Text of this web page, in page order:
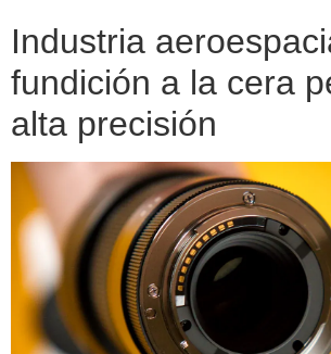
Industria
fundición a la cera
alta precisión